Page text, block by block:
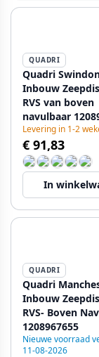
QUADRI
Quadri
Inbouw
RVS van boven
navulbaar
Levering in 1-2
€ 91,83
In
QUADRI
Quadri
Inbouw
RVS- Boven
1208967655
Nieuwe voorraad
11-08-2026